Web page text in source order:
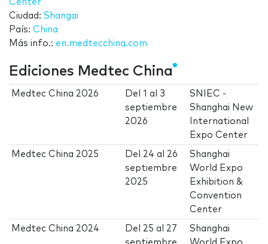
Center
Ciudad: Shangai
País: China
Más info.: en.medtecchina.com
Ediciones Medtec China
Medtec China 2026 Del1 al 3
septiembre
2026
SNIEC -
Shanghai New
International
Expo Center
Medtec China 2025 Del 24 al 26
septiembre
2025
Shanghai
World Expo
Exhibition &
Convention
Center
Medtec China 2024 Del 25 al 27
Shanghai